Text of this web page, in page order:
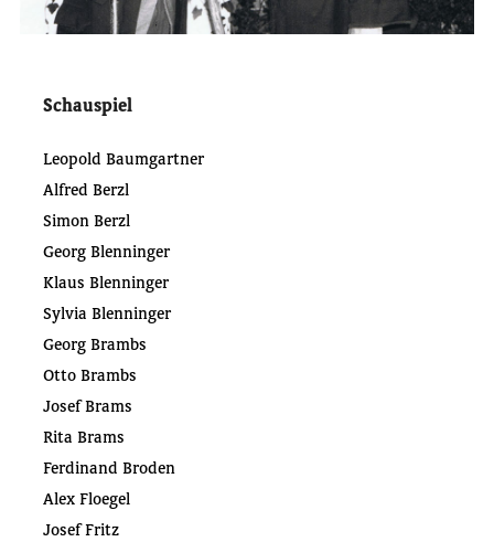
Schauspiel
Leopold Baumgartner
Alfred Berzl
Simon Berzl
Georg Blenninger
Klaus Blenninger
Sylvia Blenninger
Georg Brambs
Otto Brambs
Josef Brams
Rita Brams
Ferdinand Broden
Alex Floegel
Josef Fritz